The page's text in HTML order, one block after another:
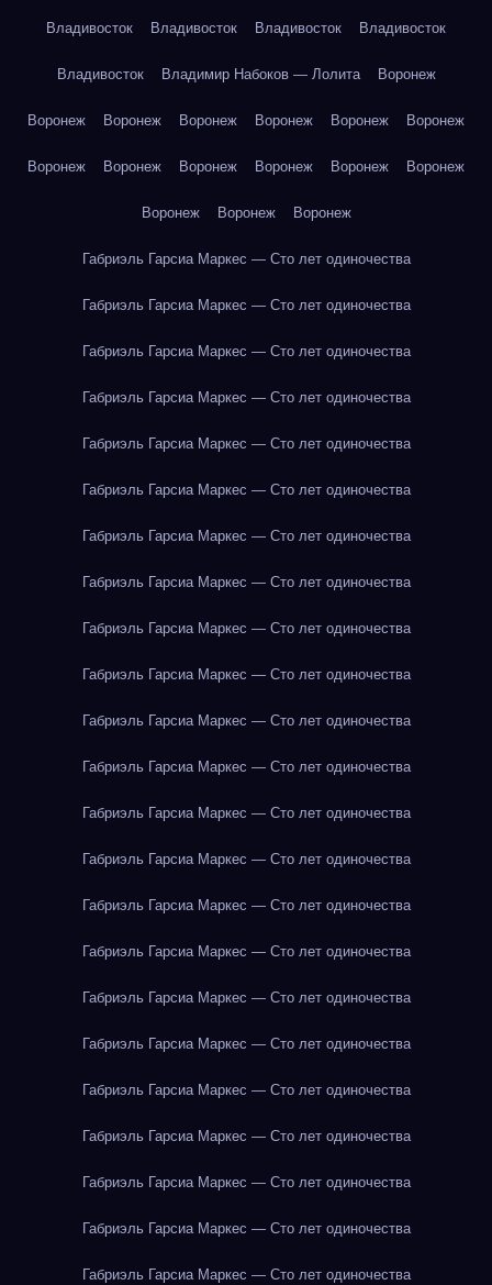
Владивосток Владивосток Владивосток Владивосток
Владивосток Владимир Набоков — Лолита Воронеж
Воронеж Воронеж Воронеж Воронеж Воронеж Воронеж
Воронеж Воронеж Воронеж Воронеж Воронеж Воронеж
Воронеж Воронеж Воронеж
Габриэль Гарсиа Маркес — Сто лет одиночества
Габриэль Гарсиа Маркес — Сто лет одиночества
Габриэль Гарсиа Маркес — Сто лет одиночества
Габриэль Гарсиа Маркес — Сто лет одиночества
Габриэль Гарсиа Маркес — Сто лет одиночества
Габриэль Гарсиа Маркес — Сто лет одиночества
Габриэль Гарсиа Маркес — Сто лет одиночества
Габриэль Гарсиа Маркес — Сто лет одиночества
Габриэль Гарсиа Маркес — Сто лет одиночества
Габриэль Гарсиа Маркес — Сто лет одиночества
Габриэль Гарсиа Маркес — Сто лет одиночества
Габриэль Гарсиа Маркес — Сто лет одиночества
Габриэль Гарсиа Маркес — Сто лет одиночества
Габриэль Гарсиа Маркес — Сто лет одиночества
Габриэль Гарсиа Маркес — Сто лет одиночества
Габриэль Гарсиа Маркес — Сто лет одиночества
Габриэль Гарсиа Маркес — Сто лет одиночества
Габриэль Гарсиа Маркес — Сто лет одиночества
Габриэль Гарсиа Маркес — Сто лет одиночества
Габриэль Гарсиа Маркес — Сто лет одиночества
Габриэль Гарсиа Маркес — Сто лет одиночества
Габриэль Гарсиа Маркес — Сто лет одиночества
Габриэль Гарсиа Маркес — Сто лет одиночества